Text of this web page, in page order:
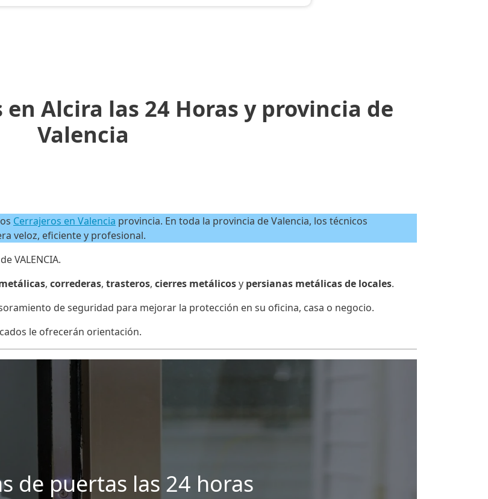
Alcira las 24 Horas y provincia de
Valencia
Cerrajeros en Valencia provincia. En toda la provincia de Valencia, los técnicos
veloz, eficiente y profesional.
VALENCIA.
, correderas, trasteros, cierres metálicosy persianas metálicas de locales.
de seguridad para mejorar la protección en su oficina, casa o negocio.
le ofrecerán orientación.
de puertas las 24 horas